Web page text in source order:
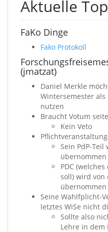
Aktuelle
FaKo Dinge
Fako Protokoll
(jmatzat)
Daniel Merkle
Wintersemester als
nutzen
Braucht Votum
Kein Veto
Sein PdP-
übernommen
PDC
soll) wird von
übernommen
Seine Wahlfplicht-
letztes WiSe nicht
Sollte also
Lehre in dem